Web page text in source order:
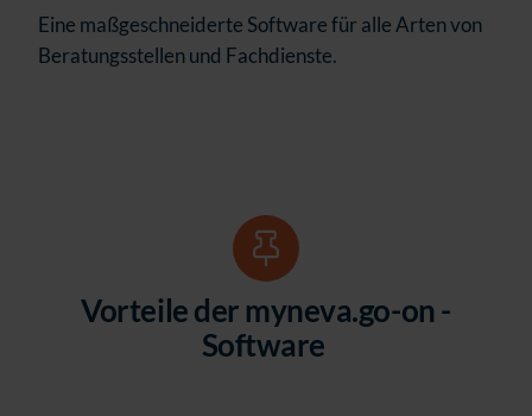
Eine maßgeschneiderte Software für alle Arten von
Beratungsstellen und Fachdienste.
Vorteile der myneva.go-on -
Software